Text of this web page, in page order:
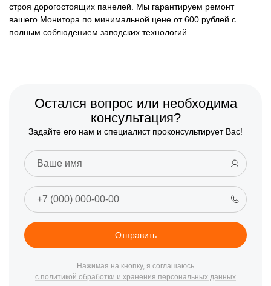
строя дорогостоящих панелей. Мы гарантируем ремонт
вашего Монитора по минимальной цене от 600 рублей с
полным соблюдением заводских технологий.
Остался вопрос или необходима
консультация?
Задайте его нам и специалист проконсультирует Вас!
Отправить
Нажимая на кнопку, я соглашаюсь
с политикой обработки и хранения персональных данных